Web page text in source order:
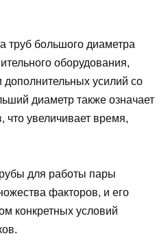
труб большого диаметра
оборудования,
дополнительных усилий со
диаметр также означает
увеличивает время,
для работы пары
факторов, и его
конкретных условий